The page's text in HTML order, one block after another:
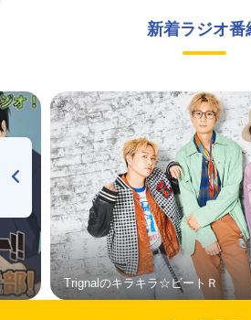
新着ラジオ番
Trignalのキラキラ☆ビートＲ